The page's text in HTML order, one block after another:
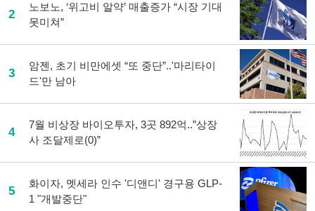
2
노보노, ‘위고비 알약’ 매출증가 “시장 기대
못미쳐”
3
암젠, 초기 비만에셋 “또 중단”..'마리타이
드'만 남아
4
7월 비상장 바이오투자, 3곳 892억..”상장
사 조달제로(0)”
5
화이자, 멧세라 인수 '디앤디' 경구용 GLP-
1 "개발중단"